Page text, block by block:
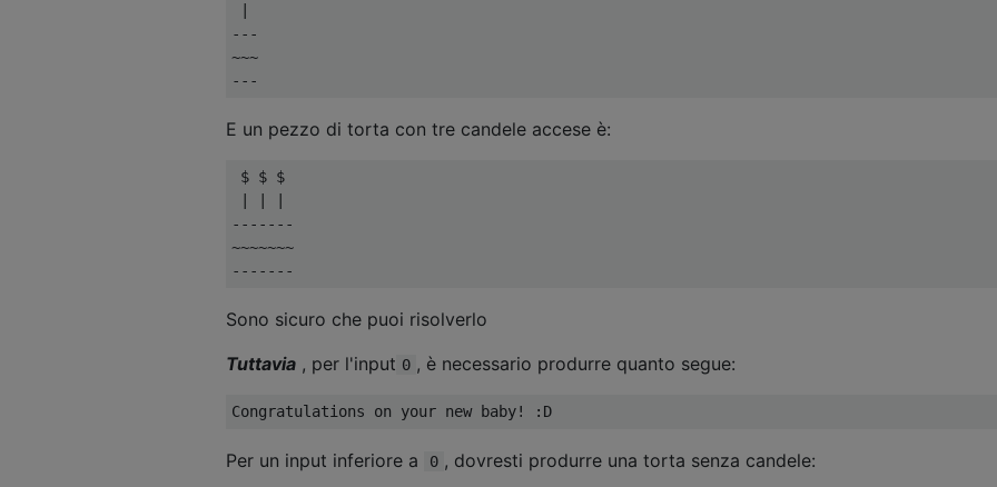
|
---
~~~
E un pezzo di torta con tre candele accese è:
$ $ $
| | |
-------
~~~~~~~
Sono sicuro che puoi risolverlo
Tuttavia , per l'input 0 , è necessario produrre quanto segue:
Per un input inferiore a 0 , dovresti produrre una torta senza candele: